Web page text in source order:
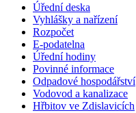
Úřední deska
Vyhlášky a nařízení
Rozpočet
E-podatelna
Úřední hodiny
Povinné informace
Odpadové hospodářství
Vodovod a kanalizace
Hřbitov ve Zdislavicích